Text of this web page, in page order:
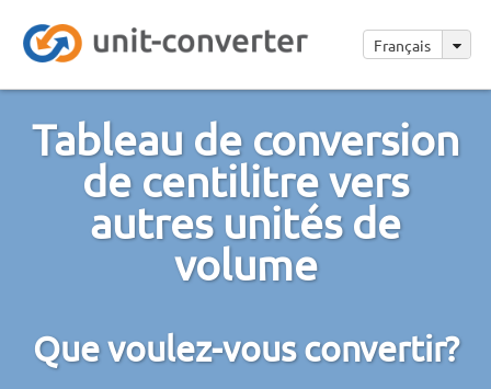
Français
Tableau de conversion
de centilitre vers
autres unités de
volume
Que voulez-vous convertir?